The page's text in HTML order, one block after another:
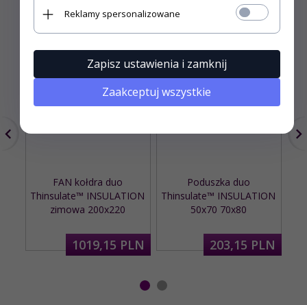
FAN kołdra duo
Thinsulate™ INSULATION
zimowa 200x220
1019,15 PLN
Poduszka duo
Thinsulate™ INSULATION
50x70 70x80
203,15 PLN
Reklamy spersonalizowane
Zapisz ustawienia i zamknij
Zaakceptuj wszystkie